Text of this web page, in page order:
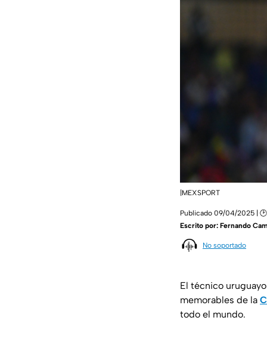
|MEXSPORT
Publicado 09/04/2025 |
Escrito por: Fernando
No soportado
El técnico
memorables de la
todo el mundo.